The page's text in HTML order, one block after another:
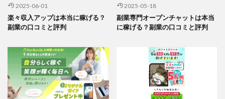
2025-06-01
楽々収入アップは本当に稼げる？
副業の口コミと評判
2025-05-18
副業専門オープンチャットは本当
に稼げる？副業の口コミと評判